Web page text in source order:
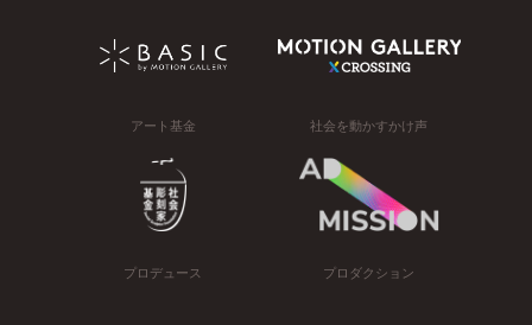
アート基金 社会を動かすかけ声
プロデュース プロダクション